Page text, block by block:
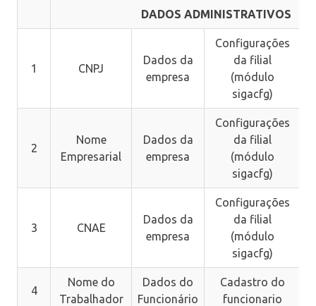
DADOS ADMINISTRATIVOS
1 CNPJ
Dados da
empresa
Configurações
da filial
(módulo
sigacfg)
2
Nome
Empresarial
Dados da
empresa
Configurações
da filial
(módulo
sigacfg)
3 CNAE
Dados da
empresa
Configurações
da filial
(módulo
sigacfg)
4
Nome do
Trabalhador
Dados do
Funcionário
Cadastro do
funcionario